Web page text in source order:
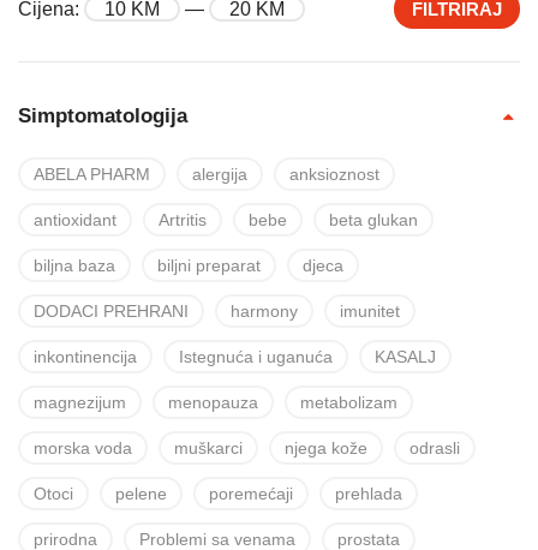
FILTRIRAJ
Cijena: 10 KM — 20 KM
Simptomatologija
ABELA PHARM alergija anksioznost
antioxidant Artritis bebe beta glukan
biljna baza biljni preparat djeca
DODACI PREHRANI harmony imunitet
inkontinencija Istegnuća i uganuća KASALJ
magnezijum menopauza metabolizam
morska voda muškarci njega kože odrasli
Otoci pelene poremećaji prehlada
prirodna Problemi sa venama prostata